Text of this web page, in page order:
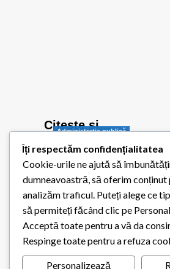
Citește și…
Administraţie publică
Balotești pornește
digitalizarea administrației
publice locale
Redactia Balotestiul Meu
26 iulie 2026
0
Îți respectăm confidențialitatea
Cookie-urile ne ajută să
dumneavoastră, să oferim conținut
analizăm traficul. Puteți alege ce
să permiteți făcând clic pe
Acceptă toate pentru a vă da
Respinge toate pentru a refuza
Personalizează